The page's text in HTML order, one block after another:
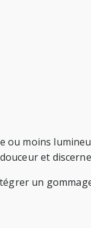
moins
et
un